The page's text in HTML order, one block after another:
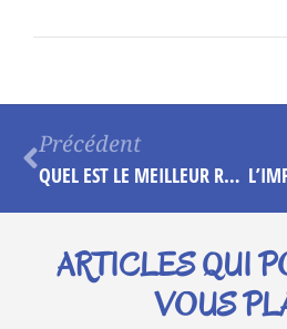
Précédent
QUEL EST LE MEILLEUR RHUM ENTRE LA GUADELOUPE ET LA MARTINIQUE ? ANALYSE COMPARATIVE DES PRODUCTIONS LOCALES
ARTICLES QUI
VOUS